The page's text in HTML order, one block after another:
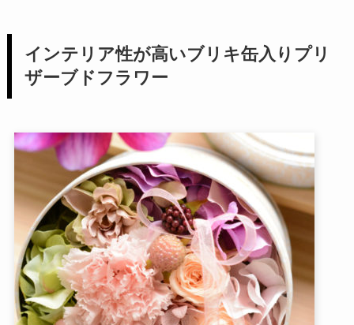
インテリア性が高いブリキ缶入りプリ
ザーブドフラワー